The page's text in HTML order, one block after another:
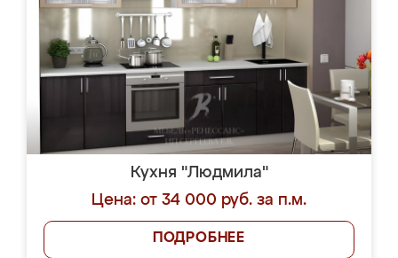
Кухня "Людмила"
Цена: от 34 000 руб. за п.м.
ПОДРОБНЕЕ